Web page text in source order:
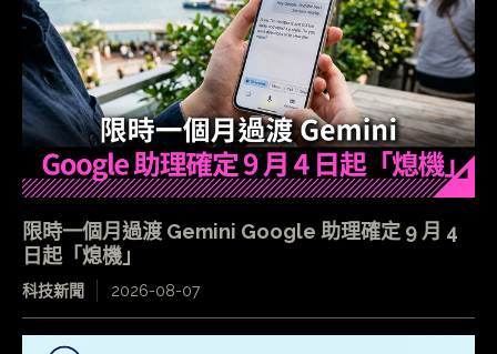
限時一個月過渡 Gemini Google 助理確定 9 月 4
日起「熄機」
科技新聞 2026-08-07